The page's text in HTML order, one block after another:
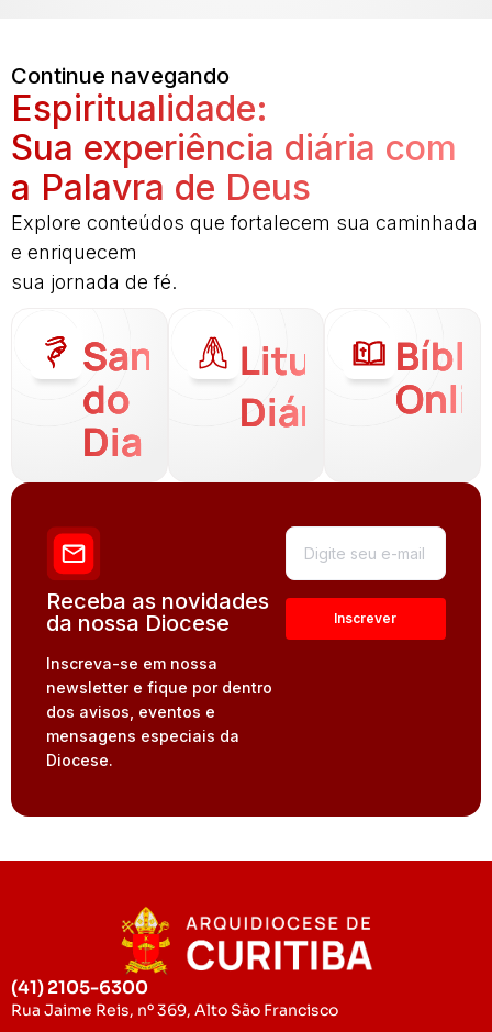
Continue navegando
Espiritualidade:
Sua experiência diária com
a Palavra de Deus
Explore conteúdos que fortalecem sua caminhada
e enriquecem
sua jornada de fé.
Santo
do
Dia
Liturgia
Diária
Receba as novidades
da nossa Diocese
Inscreva-se em nossa
newsletter e fique por dentro
dos avisos, eventos e
mensagens especiais da
Diocese.
(41) 2105-6300
Rua Jaime Reis, nº 369, Alto São Francisco